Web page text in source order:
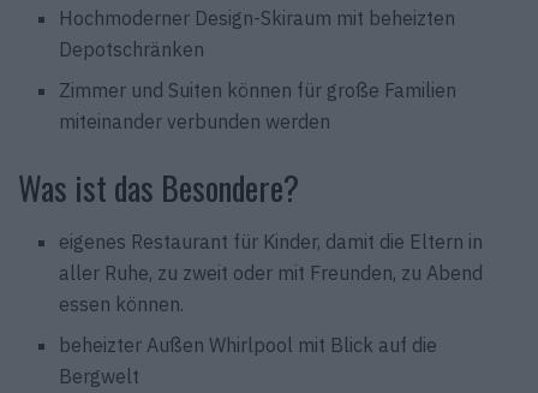
Hochmoderner Design-Skiraum mit beheizten
Depotschränken
Zimmer und Suiten können für große Familien
miteinander verbunden werden
Was ist das Besondere?
eigenes Restaurant für Kinder, damit die Eltern in
aller Ruhe, zu zweit oder mit Freunden, zu Abend
essen können.
beheizter Außen Whirlpool mit Blick auf die
Bergwelt